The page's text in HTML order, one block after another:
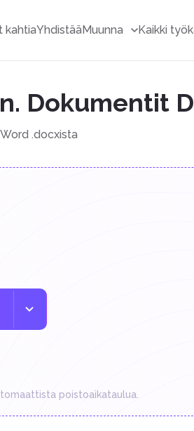
kahtiaYhdistääMuunna Kaikki
Dokumentit
.docxista
poistoaikataulua.